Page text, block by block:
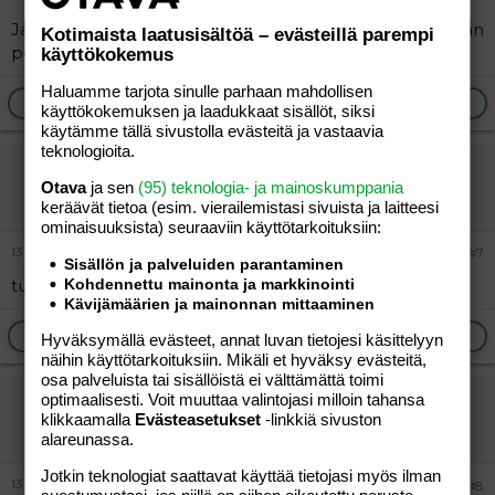
Ja jos joku muukin vielä vastaa, niin laittakaa vain suoraan
postia tuohon mun yllä olevaan osoitteeseen. =)
Ilmoita asiaton viesti
Jäsen
13.07.2004 #7
tuli postisi perille.ja vastasinkin siihen
Vastaa
Ilmoita asiaton viesti
Ä82
Uusi jäsen
13.07.2004 #8
Kotimaista laatusisältöä – evästeillä parempi
käyttökokemus
Haluamme tarjota sinulle parhaan mahdollisen
käyttökokemuksen ja laadukkaat sisällöt, siksi
käytämme tällä sivustolla evästeitä ja vastaavia
teknologioita.
Otavaja sen (95) teknologia- ja mainoskumppania
keräävät tietoa (esim. vierailemis­tasi sivuista ja laitteesi
ominaisuuk­sista) seuraaviin käyttötarkoituksiin:
Sisällön ja palveluiden parantaminen
Kohdennettu mainonta ja markkinointi
Kävijämäärien ja mainonnan mittaaminen
Hyväksymällä evästeet, annat luvan tietojesi käsittelyyn
näihin käyttötarkoituksiin. Mikäli et hyväksy evästeitä,
osa palveluista tai sisällöistä ei välttämättä toimi
optimaalisesti. Voit muuttaa valintojasi milloin tahansa
klikkaamalla Evästeasetukset -linkkiä sivuston
alareunassa.
Jotkin teknologiat saattavat käyttää tietojasi myös ilman